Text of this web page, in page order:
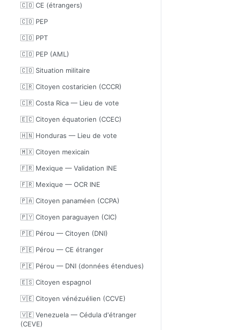
🇨🇴 CE (étrangers)
🇨🇴 PEP
🇨🇴 PPT
🇨🇴 PEP (AML)
🇨🇴 Situation militaire
🇨🇷 Citoyen costaricien (CCCR)
🇨🇷 Costa Rica — Lieu de vote
🇪🇨 Citoyen équatorien (CCEC)
🇭🇳 Honduras — Lieu de vote
🇲🇽 Citoyen mexicain
🇫🇷 Mexique — Validation INE
🇫🇷 Mexique — OCR INE
🇵🇦 Citoyen panaméen (CCPA)
🇵🇾 Citoyen paraguayen (CIC)
🇵🇪 Pérou — Citoyen (DNI)
🇵🇪 Pérou — CE étranger
🇵🇪 Pérou — DNI (données étendues)
🇪🇸 Citoyen espagnol
🇻🇪 Citoyen vénézuélien (CCVE)
🇻🇪 Venezuela — Cédula d'étranger
(CEVE)